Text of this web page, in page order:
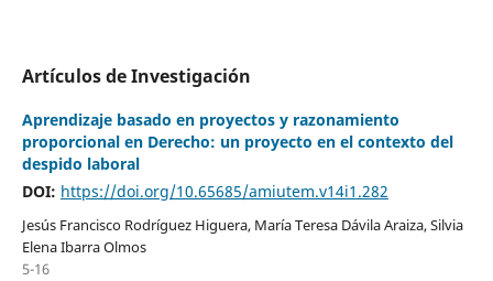
Artículos de Investigación
Aprendizaje basado en proyectos y razonamiento
proporcional en Derecho: un proyecto en el contexto del
despido laboral
DOI: https://doi.org/10.65685/amiutem.v14i1.282
Jesús Francisco Rodríguez Higuera, María Teresa Dávila Araiza, Silvia
Elena Ibarra Olmos
5-16